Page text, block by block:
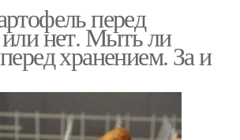
перед
нет. Мыть ли
хранением. За и